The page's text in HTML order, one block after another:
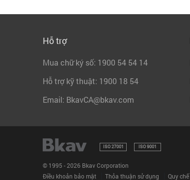
Hỗ trợ
Mua chữ ký số: 1900 54 54 14
Hỗ trợ kỹ thuật: 1900 18 54
Email: BkavCA@bkav.com
ISO 27001 ISO 9001
© 1995 - 2026 Bkav Corporation
Điều khoản bảo mật
Thỏa thuận sử dụng Quy chế